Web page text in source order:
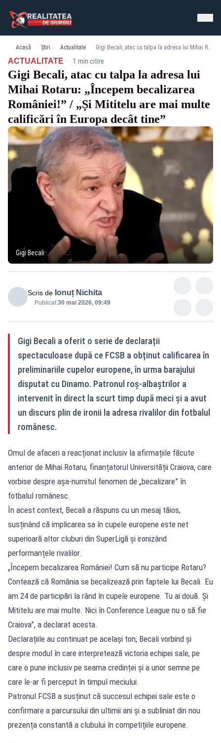
Acasă Știri Actualitate Gigi Becali, atac cu talpa la adresa lui Mihai Rotaru: „Începem becalizarea României!” / „Și Mititelu are mai multe calificări în Europa decât tine”
ACTUALITATE· 1 min citire
Gigi Becali, atac cu talpa la adresa lui
Mihai Rotaru: „Începem becalizarea
României!” / „Și Mititelu are mai multe
calificări în Europa decât tine”
Gigi Becali
Scris de Ionuț Nichita
Publicat:30 mai 2026, 09:49
Gigi Becali a oferit o serie de declarații
spectaculoase după ce FCSB a obținut calificarea în
preliminariile cupelor europene, în urma barajului
disputat cu Dinamo. Patronul roș-albaștrilor a
intervenit în direct la scurt timp după meci și a avut
un discurs plin de ironii la adresa rivalilor din fotbalul
românesc.
Omul de afaceri a reacționat inclusiv la afirmațiile făcute
anterior de Mihai Rotaru, finanțatorul Universității Craiova, care
vorbise despre așa-numitul fenomen de „becalizare” în
fotbalul românesc.
În acest context, Becali a răspuns cu un mesaj tăios,
susținând că implicarea sa în cupele europene este net
superioară altor cluburi din SuperLigă și ironizând
performanțele rivalilor.
„Începem becalizarea României! Cum să nu participe Rotaru?
Contează că România se becalizează prin faptele lui Becali. Eu
am 24 de participări la rând în cupele europene. Tu ai două. Și
Mititelu are mai multe. Nici în Conference League nu o să fie
Craiova”, a declarat acesta.
Declarațiile au continuat pe același ton, Becali vorbind și
despre modul în care interpretează victoria echipei sale, pe
care o pune inclusiv pe seama credinței și a unor semne pe
care le-ar fi perceput în timpul meciului.
Patronul FCSB a susținut că succesul echipei sale este o
confirmare a parcursului din ultimii ani și a subliniat din nou
prezența constantă a clubului în competițiile europene.